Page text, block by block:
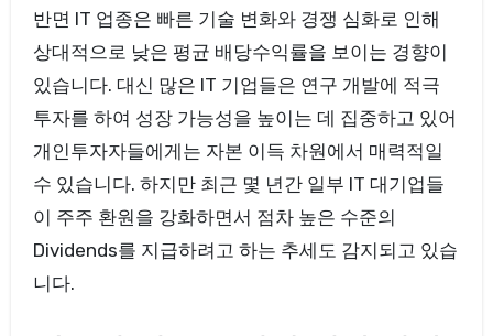
반면 IT 업종은 빠른 기술 변화와 경쟁 심화로 인해
상대적으로 낮은 평균 배당수익률을 보이는 경향이
있습니다. 대신 많은 IT 기업들은 연구 개발에 적극
투자를 하여 성장 가능성을 높이는 데 집중하고 있어
개인투자자들에게는 자본 이득 차원에서 매력적일
수 있습니다. 하지만 최근 몇 년간 일부 IT 대기업들
이 주주 환원을 강화하면서 점차 높은 수준의
Dividends를 지급하려고 하는 추세도 감지되고 있습
니다.